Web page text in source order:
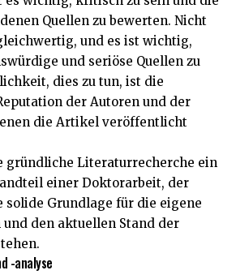
Quellen zu bewerten. Nicht
und es ist wichtig,
und seriöse Quellen zu
dies zu tun, ist die
der Autoren und der
die Artikel veröffentlicht
gründliche Literaturrecherche ein
einer Doktorarbeit, der
solide Grundlage für die eigene
den aktuellen Stand der
-analyse